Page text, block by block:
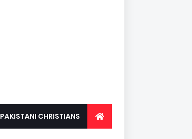
PAKISTANI CHRISTIANS